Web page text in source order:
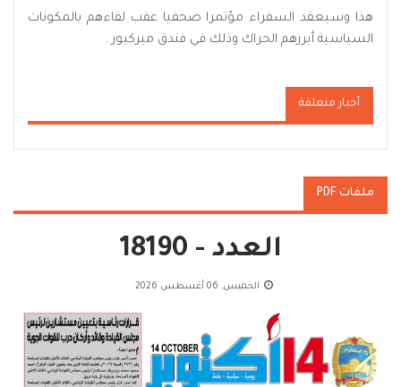
هذا وسيعقد السفراء مؤتمرا صحفيا عقب لقاءهم بالمكونات
السياسية أبرزهم الحراك وذلك في فندق ميركيور .
أخبار متعلقة
ملفات PDF
العدد - 18190
الخميس, 06 أغسطس 2026